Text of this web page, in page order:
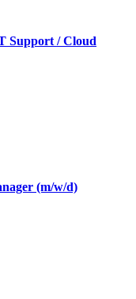
Support / Cloud
(m/w/d)